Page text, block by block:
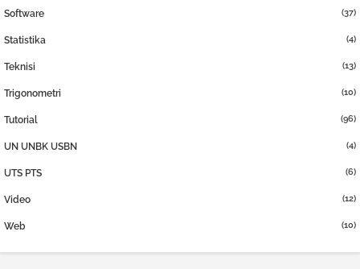
Software (37)
Statistika (4)
Teknisi (13)
Trigonometri (10)
Tutorial (96)
UN UNBK USBN (4)
UTS PTS (6)
Video (12)
Web (10)